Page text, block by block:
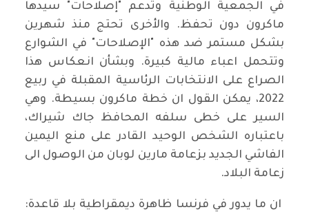
في الجمعية الوطنية وتدعم "إصلاحات" سيدها
ماكرون دون تحفظ. والأخرى تحتج منذ شهرين
بشكل مستمر ضد هذه "الإصلاحات" في الشوارع
وتتحمل اعباء مالية كبيرة. وبشأن انعكاس هذا
الصراع على الانتخابات الرئاسية المقبلة في ربيع
2022، يمكن القول ان خطة ماكرون بسيطة. وهي
السير على خطى سلفه المحافظ جاك شيراك،
باعتباره الشخص الوحيد القادر على منع اليمين
الفاشي الجديد بزعامة مارين لوبان من الوصول الى
زعامة البلاد.
ان ما يدور في فرنسا ظاهرة ديمقراطية بلا قاعدة: